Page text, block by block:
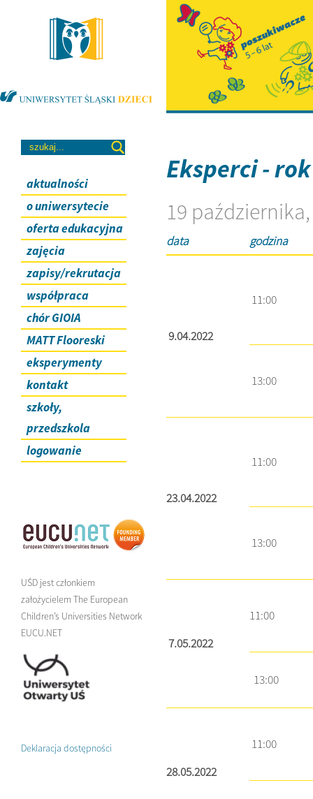
aktualności
o uniwersytecie
oferta edukacyjna
zajęcia
zapisy/rekrutacja
współpraca
chór GIOIA
MATT Flooreski
eksperymenty
kontakt
szkoły,
przedszkola
logowanie
UŚD jest członkiem
założycielem The European
Children’s Universities Network
EUCU.NET
Deklaracja dostępności
Eksperci -
19
data godzina
9.04.2022
11:00
13:00
23.04.2022
11:00
13:00
7.05.2022
11:00
13:00
28.05.2022
11:00